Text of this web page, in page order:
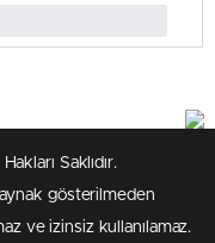
Saklıdır.
gösterilmeden
ve izinsiz kullanılamaz.